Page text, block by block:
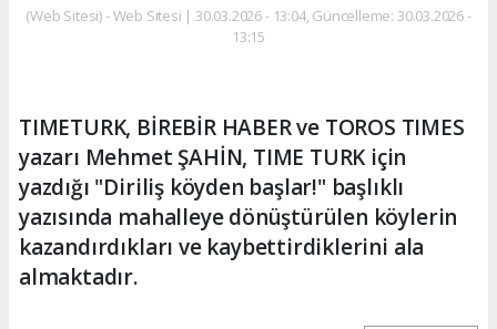
(Web Sitesi) - Web Sitesi | 30.03.2026 - 13:04, Güncelleme: 30.03.2026 -
13:15
TIMETURK, BİREBİR HABER ve TOROS TIMES
yazarı Mehmet ŞAHİN, TIME TURK için
yazdığı "Diriliş köyden başlar!" başlıklı
yazısında mahalleye dönüştürülen köylerin
kazandırdıkları ve kaybettirdiklerini ala
almaktadır.